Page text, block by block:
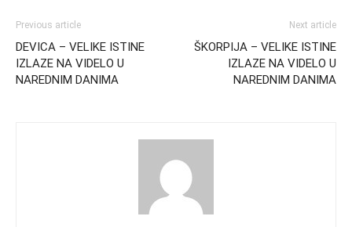
Previous article
DEVICA – VELIKE ISTINE
IZLAZE NA VIDELO U
NAREDNIM DANIMA
Next article
ŠKORPIJA – VELIKE ISTINE
IZLAZE NA VIDELO U
NAREDNIM DANIMA